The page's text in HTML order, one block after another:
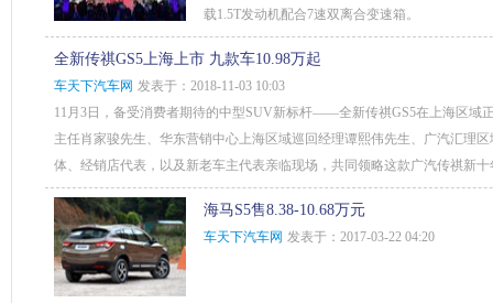
载1.5T发动机配合7速双离合变速箱。
全新传祺GS5上海上市 九款车10.98万起
车天下汽车网 发表于：2018-11-03 10:03
11月3日，备受消费者期待的中型SUV新标杆——全新传祺GS5在上海区域
主任肖家骏先生、华东营销中心上海区域巡回经理谭熙伟先生、广汽汇理
体、经销店代表，以及新老车主代表亲临现场，共同领略这款广汽传祺新
海马S5售8.38-10.68万元
车天下汽车网 发表于：2017-03-22 04:20